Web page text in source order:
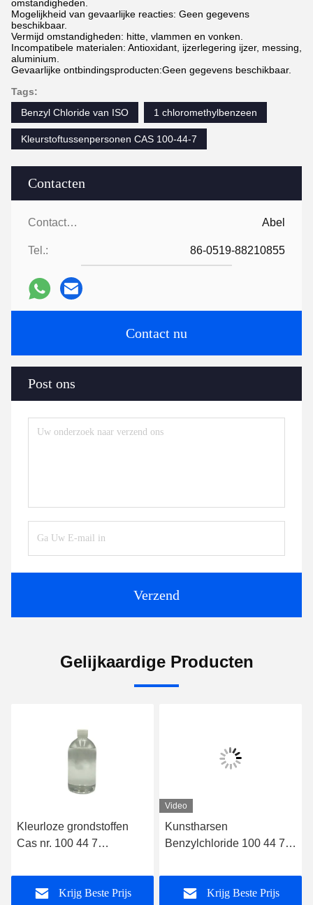
Contacten
Contacten: Abel
Tel.: 86-0519-88210855
Contact nu
Post ons
Verzend
omstandigheden.
Mogelijkheid van gevaarlijke reacties: Geen gegevens
beschikbaar.
Vermijd omstandigheden: hitte, vlammen en vonken.
Incompatibele materialen: Antioxidant, ijzerlegering ijzer, messing,
aluminium.
Gevaarlijke ontbindingsproducten:Geen gegevens beschikbaar.
Tags:
Benzyl Chloride van ISO
1 chloromethylbenzeen
Kleurstoftussenpersonen CAS 100-44-7
Gelijkaardige Producten
Kleurloze grondstoffen
Cas nr. 100 44 7
Krijg Beste Prijs
Video
Kunstharsen
Benzylchloride 100 44 7
Krijg Beste Prijs